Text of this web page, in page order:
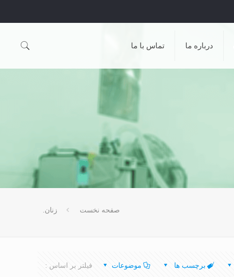
درباره ما تماس با ما
صفحه نخست زنان.
فیلتر بر اساس : موضوعات برچسب ها